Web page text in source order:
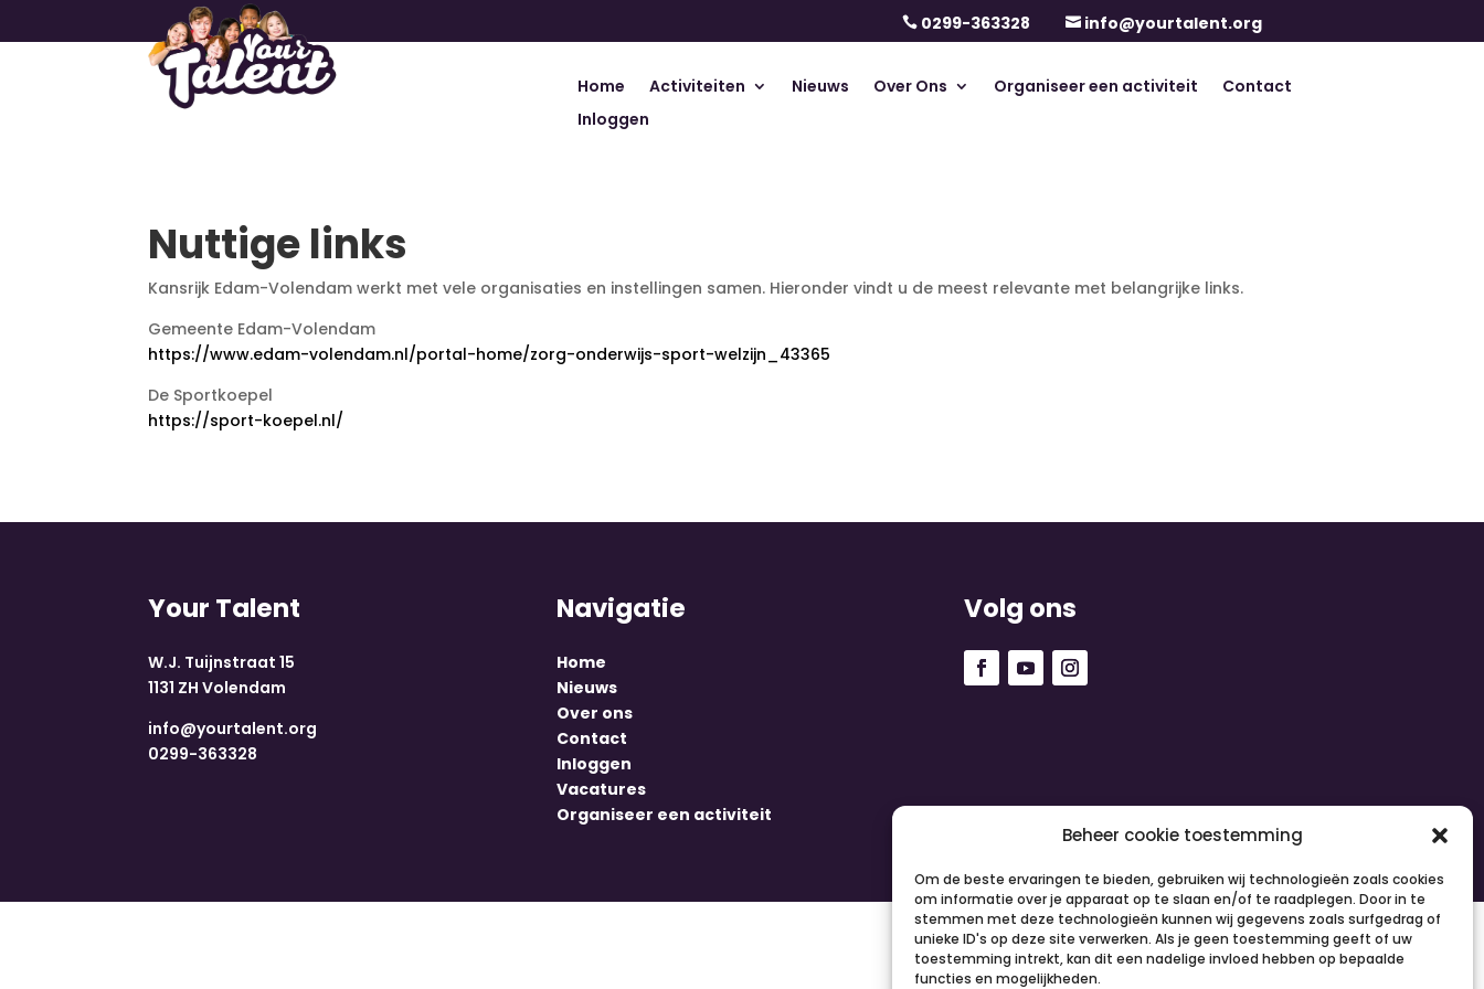
Beheer cookie toestemming
Om de beste ervaringen te bieden, gebruiken wij technologieën zoals cookies
om informatie over je apparaat op te slaan en/of te raadplegen. Door in te
stemmen met deze technologieën kunnen wij gegevens zoals surfgedrag of
unieke ID's op deze site verwerken. Als je geen toestemming geeft of uw
toestemming intrekt, kan dit een nadelige invloed hebben op bepaalde
functies en mogelijkheden.
 0299-363328  info@yourtalent.org
Home Activiteiten Nieuws Over Ons Organiseer een activiteit
Contact
Inloggen
Nuttige links
Kansrijk Edam-Volendam werkt met vele organisaties en instellingen samen. Hieronder vindt u de meest relevante met belangrijke links.
Gemeente Edam-Volendam
https://www.edam-volendam.nl/portal-home/zorg-onderwijs-sport-welzijn_43365
De Sportkoepel
https://sport-koepel.nl/
Your Talent
W.J. Tuijnstraat 15
1131 ZH Volendam
info@yourtalent.org
0299-363328
Navigatie
Home
Nieuws
Over ons
Contact
Inloggen
Vacatures
Organiseer een activiteit
Volg ons